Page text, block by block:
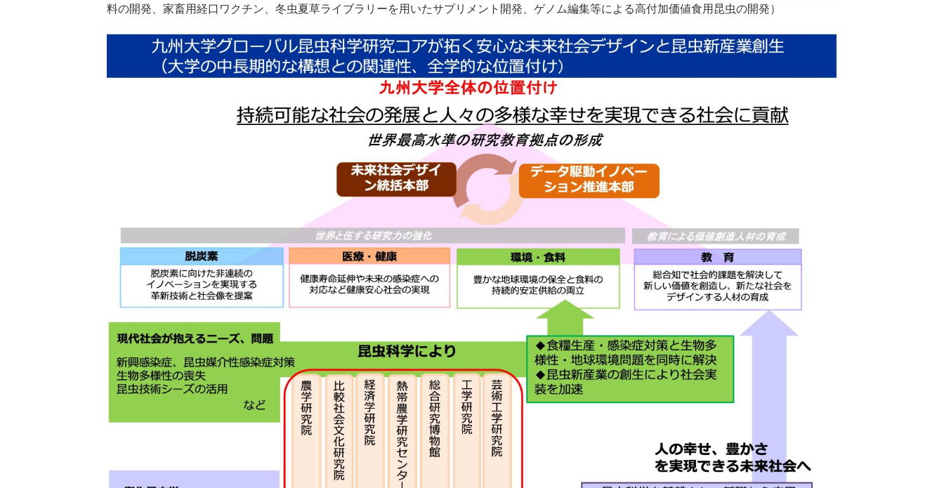
料の開発、家畜用経口ワクチン、冬虫夏草ライブラリーを用いたサプリメント開発、ゲノム編集等による高付加価値食用昆虫の開発）